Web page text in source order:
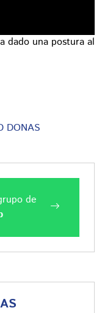
dado una postura al
DONAS
de